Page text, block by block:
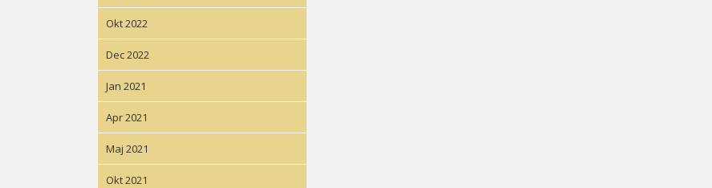
Okt 2022
Dec 2022
Jan 2021
Apr 2021
Maj 2021
Okt 2021